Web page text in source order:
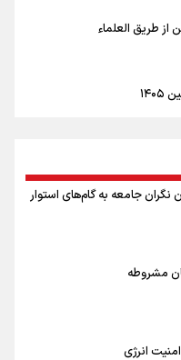
از طریق العلماء
جامعه به گام‌های استوار
مشروطه
انرژی